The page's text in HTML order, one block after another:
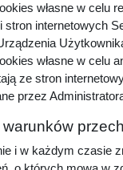
własne w celu
stron internetowych
własne w celu
ze stron
przez
i w każdym czasie